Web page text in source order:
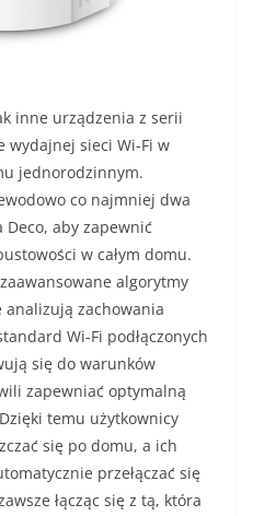
inne urządzenia z serii
wydajnej sieci Wi-Fi w
jednorodzinnym.
co najmniej dwa
Deco, aby zapewnić
w całym domu.
algorytmy
zachowania
Wi-Fi podłączonych
się do warunków
zapewniać optymalną
temu użytkownicy
się po domu, a ich
przełączać się
łącząc się z tą, która